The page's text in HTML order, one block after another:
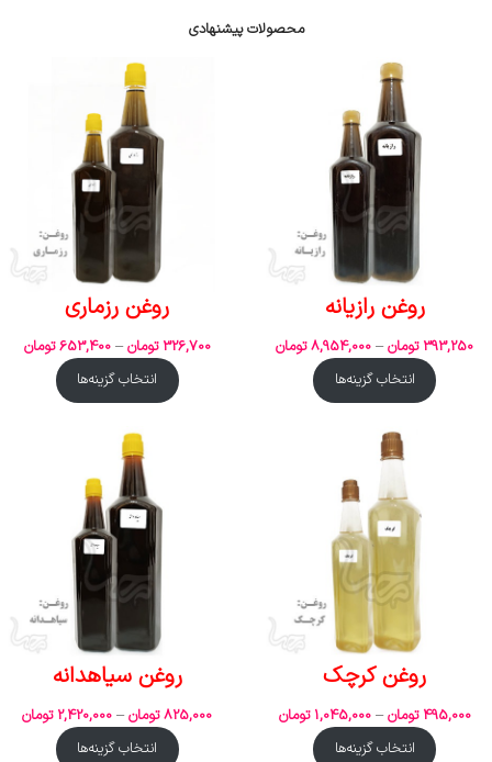
محصولات پیشنهادی
روغن رازیانه
393,250 تومان –
8,954,000 تومان
انتخاب گزینه‌ها
روغن رزماری
326,700 تومان –
653,400 تومان
انتخاب گزینه‌ها
روغن کرچک
495,000 تومان –
1,045,000 تومان
انتخاب گزینه‌ها
روغن سیاهدانه
825,000 تومان –
2,420,000 تومان
انتخاب گزینه‌ها